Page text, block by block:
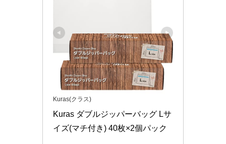
Kuras(クラス)
Kuras ダブルジッパーバッグ Lサ
イズ(マチ付き) 40枚×2個パック